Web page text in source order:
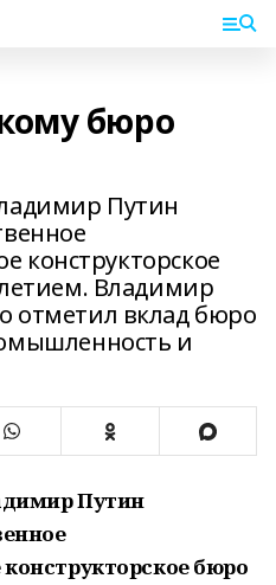
бюро
Путин
конструкторское
Владимир
отметил вклад бюро
и
Путин
бюро